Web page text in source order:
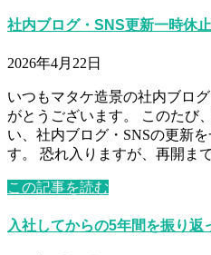
社内ブログ・SNS更新一時休
2026年4月22日
いつもマタケ造景の社内ブロ
がとうございます。 このたび
い、社内ブログ・SNSの更新
す。 恐れ入りますが、再開ま
この記事を読む
入社してからの5年間を振り